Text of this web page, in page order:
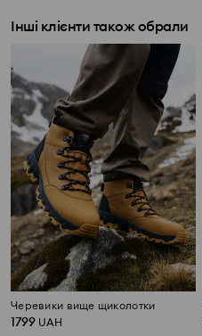
Інші клієнти також обрали
Черевики вище щиколотки
1799 UAH